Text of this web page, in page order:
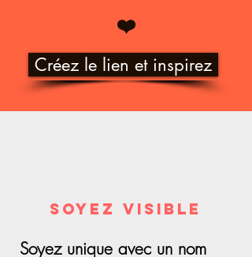
❤️
Créez le lien et inspirez
soyez visible
Soyez unique avec un nom